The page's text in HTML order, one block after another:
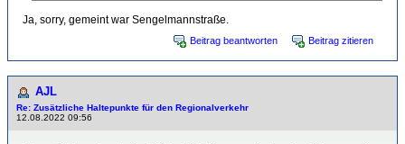
Ja, sorry, gemeint war Sengelmannstraße.
Beitrag beantworten Beitrag zitieren
AJL
Re: Zusätzliche Haltepunkte für den Regionalverkehr
12.08.2022 09:56